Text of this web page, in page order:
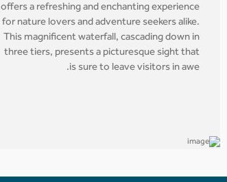
offers a refreshing and enchanting experience
for nature lovers and adventure seekers alike.
This magnificent waterfall, cascading down in
three tiers, presents a picturesque sight that
is sure to leave visitors in awe.